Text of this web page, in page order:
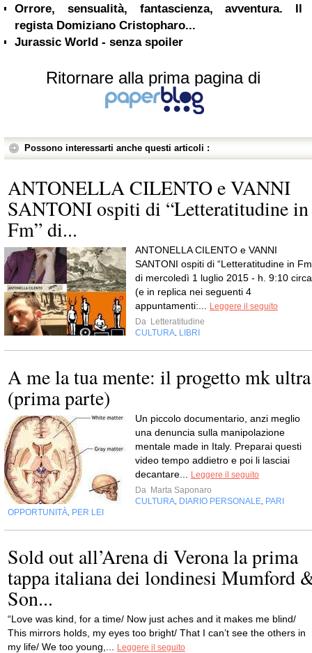
Orrore, sensualità, fantascienza, avventura. Il
regista Domiziano Cristopharo...
Jurassic World - senza spoiler
Ritornare alla prima pagina di
Possono interessarti anche questi articoli :
ANTONELLA CILENTO e VANNI
SANTONI ospiti di “Letteratitudine in
Fm” di...
ANTONELLA CILENTO e VANNI
SANTONI ospiti di “Letteratitudine in
di mercoledì 1 luglio 2015 - h. 9:10 circa
(e in replica nei seguenti 4
appuntamenti:...
Leggere il seguito
Da Letteratitudine
CULTURA LIBRI
A me la tua mente: il progetto mk ultra
(prima parte)
Un piccolo documentario, anzi meglio
una denuncia sulla manipolazione
mentale made in Italy. Preparai questi
video tempo addietro e poi li lasciai
decantare...
Leggere il seguito
Da Marta Saponaro
CULTURA DIARIO PERSONALE PARI
OPPORTUNITÀ PER LEI
Sold out all’Arena di Verona la prima
tappa italiana dei londinesi Mumford
Son...
“Love was kind, for a time/ Now just aches and it makes me blind/
This mirrors holds, my eyes too bright/ That I can’t see the others in
my life/ We too young,...
Leggere il seguito